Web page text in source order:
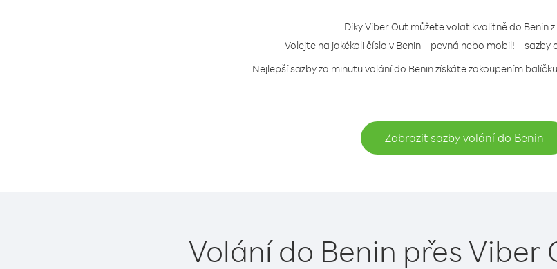
Díky Viber Out můžete volat kvalitně do Benin z
Volejte na jakékoli číslo v Benin – pevná nebo mobil! – sazby
Nejlepší sazby za minutu volání do Benin získáte zakoupením
Zobrazit sazby volání do Benin
Volání do Benin přes Viber